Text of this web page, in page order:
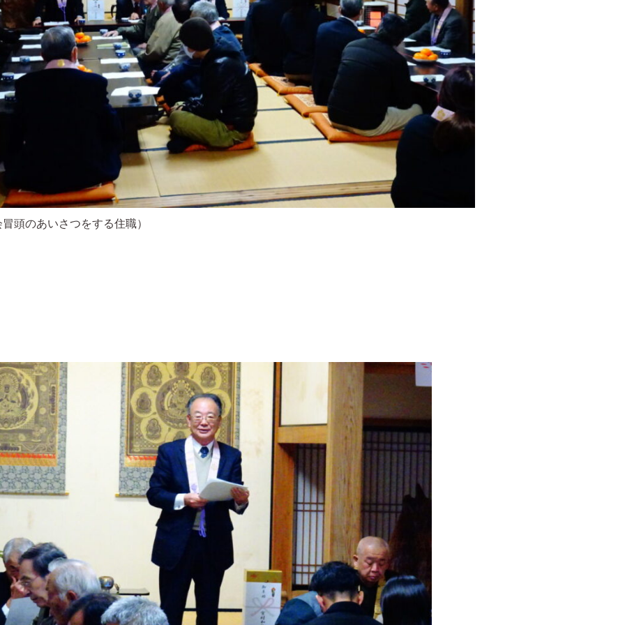
頭のあいさつをする住職）